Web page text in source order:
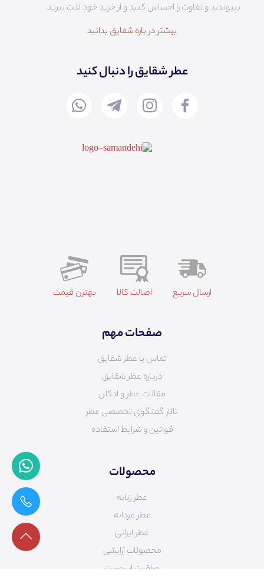
بپیوندید و تفاوت را احساس کنید و از خرید خود لذت ببرید.
بیشتر در باره شقایق بدانید
عطر شقایق را دنبال کنید
ارسال سریع اصالت کالا بهترن قیمت
صفحات مهم
تماس با عطر شقایق
درباره عطر شقایق
مقالات عطر و ادکلن
تالار گفتگوی تخصصی عطر
قوانین و شرایط استفاده
محصولات
عطر زنانه
عطر مردانه
عطر ایرانی
محصولات آرایشی
مراقبت از پوست